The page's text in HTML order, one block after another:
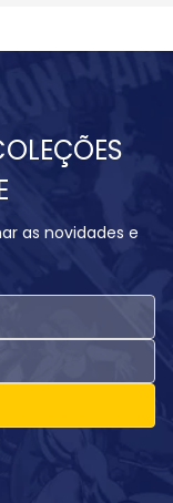
as novidades e